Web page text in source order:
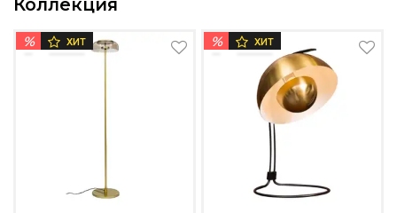
Коллекция
% ХИТ % ХИТ